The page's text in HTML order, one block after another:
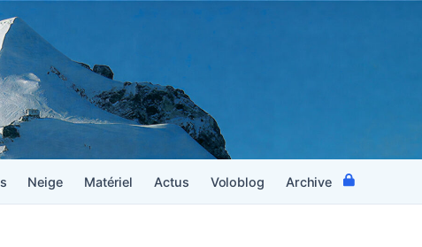
Neige Matériel Actus Voloblog Archive